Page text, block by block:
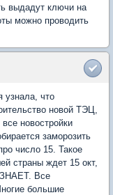
выдадут ключи на
можно проводить
узнала, что
новой ТЭЦ,
новостройки
заморозить
число 15. Такое
страны ждет 15 окт,
Все
большие